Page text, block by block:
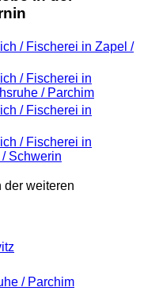
/ Fischerei in Zapel /
/ Fischerei in
/ Parchim
/ Fischerei in
/ Fischerei in
Schwerin
der weiteren
/ Parchim